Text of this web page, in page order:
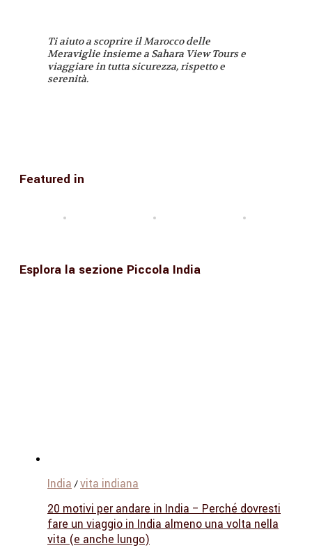
Ti aiuto a scoprire il Marocco delle
Meraviglie insieme a Sahara View Tours e
viaggiare in tutta sicurezza, rispetto e
serenità.
Featured in
Esplora la sezione Piccola India
India /vita indiana
20 motivi per andare in India – Perché dovresti
fare un viaggio in India almeno una volta nella
vita (e anche lungo)